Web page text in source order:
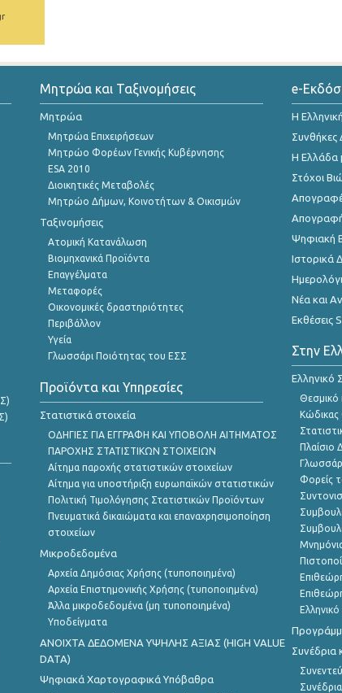
Μητρώα και Ταξινομήσεις
Μητρώα
Μητρώα Επιχειρήσεων
Μητρώο Φορέων Γενικής Κυβέρνησης
ESA 2010
Διοικητικές Μεταβολές
Μητρώο Δήμων, Κοινοτήτων & Οικισμών
Ταξινομήσεις
Ατομική Κατανάλωση
Βιομηχανικά Προϊόντα
Επαγγέλματα
Μεταφορές
Οικονομικές δραστηριότητες
Περιβάλλον
Υγεία
Γλωσσάρι Ποιότητας του ΕΣΣ
Προϊόντα και Υπηρεσίες
Στατιστικά στοιχεία
ΟΔΗΓΙΕΣ ΓΙΑ ΕΓΓΡΑΦΗ ΚΑΙ ΥΠΟΒΟΛΗ ΑΙΤΗΜΑΤΟΣ
ΠΑΡΟΧΗΣ ΣΤΑΤΙΣΤΙΚΩΝ ΣΤΟΙΧΕΙΩΝ
Αίτημα παροχής στατιστικών στοιχείων
Αίτημα για υποστήριξη ευρωπαϊκών στατιστικών
Πολιτική Τιμολόγησης Στατιστικών Προϊόντων
Πνευματικά δικαιώματα και επαναχρησιμοποίηση
στοιχείων
Μικροδεδομένα
Αρχεία Δημόσιας Χρήσης (τυποποιημένα)
Αρχεία Επιστημονικής Χρήσης (τυποποιημένα)
Άλλα μικροδεδομένα (μη τυποποιημένα)
Υποδείγματα
ANOIXTA ΔΕΔΟΜΕΝΑ ΥΨΗΛΗΣ ΑΞΙΑΣ (HIGH VALUE
DATA)
Ψηφιακά Χαρτογραφικά Υπόβαθρα
e-
Η
Συνθήκες
Η Ελλάδα
Στόχοι
Ψηφιακή
Νέα και
Εκθέσεις
Στην
Ελληνικό
Θεσμικό
Κώδικας
Πλαίσιο
Φορείς
Συνέδρια